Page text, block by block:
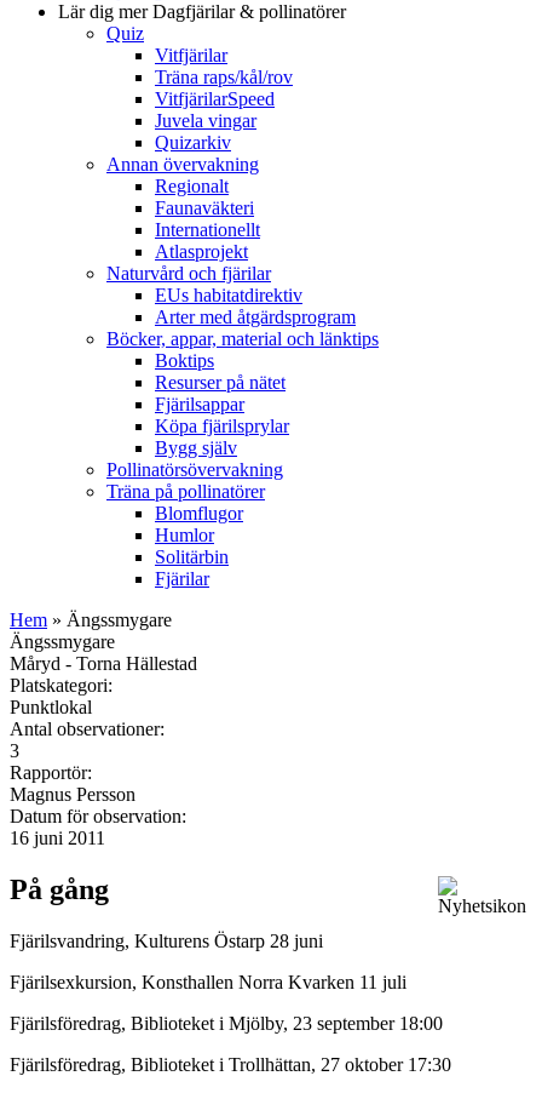
Lär dig merDagfjärilar & pollinatörer
Quiz
Vitfjärilar
Träna raps/kål/rov
VitfjärilarSpeed
Juvela vingar
Quizarkiv
Annan övervakning
Regionalt
Faunaväkteri
Internationellt
Atlasprojekt
Naturvård och fjärilar
EUs habitatdirektiv
Arter med åtgärdsprogram
Böcker, appar, material och länktips
Boktips
Resurser på nätet
Fjärilsappar
Köpa fjärilsprylar
Bygg själv
Pollinatörsövervakning
Träna på pollinatörer
Blomflugor
Humlor
Solitärbin
Fjärilar
Hem » Ängssmygare
Ängssmygare
Måryd - Torna Hällestad
Platskategori:
Punktlokal
Antal observationer:
3
Rapportör:
Magnus Persson
Datum för observation:
16 juni 2011
På gång
Fjärilsvandring, Kulturens Östarp 28 juni
Fjärilsexkursion, Konsthallen Norra Kvarken 11 juli
Fjärilsföredrag, Biblioteket i Mjölby, 23 september 18:00
Fjärilsföredrag, Biblioteket i Trollhättan, 27 oktober 17:30